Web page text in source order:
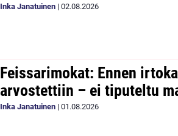
Inka Janatuinen | 02.08.2026
Feissarimokat: Ennen
arvostettiin – ei tiputeltu
Inka Janatuinen | 01.08.2026